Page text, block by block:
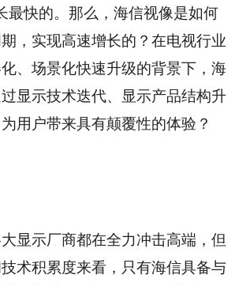
最快的。那么，海信视像是如何
，实现高速增长的？在电视行业
、场景化快速升级的背景下，海
显示技术迭代、显示产品结构升
用户带来具有颠覆性的体验？
显示厂商都在全力冲击高端，但
术积累度来看，只有海信具备与